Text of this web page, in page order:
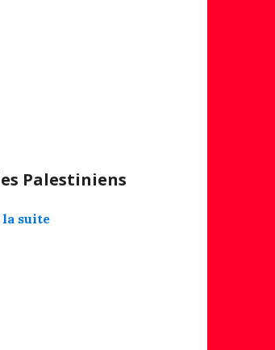
Palestiniens
suite